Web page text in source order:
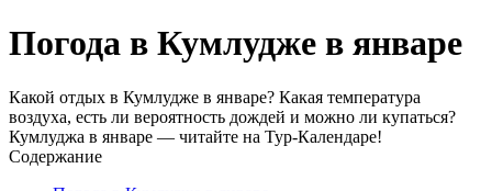
Погода в Кумлудже в январе
Какой отдых в Кумлудже в январе? Какая температура
воздуха, есть ли вероятность дождей и можно ли купаться?
Кумлуджа в январе — читайте на Тур-Календаре!
Содержание